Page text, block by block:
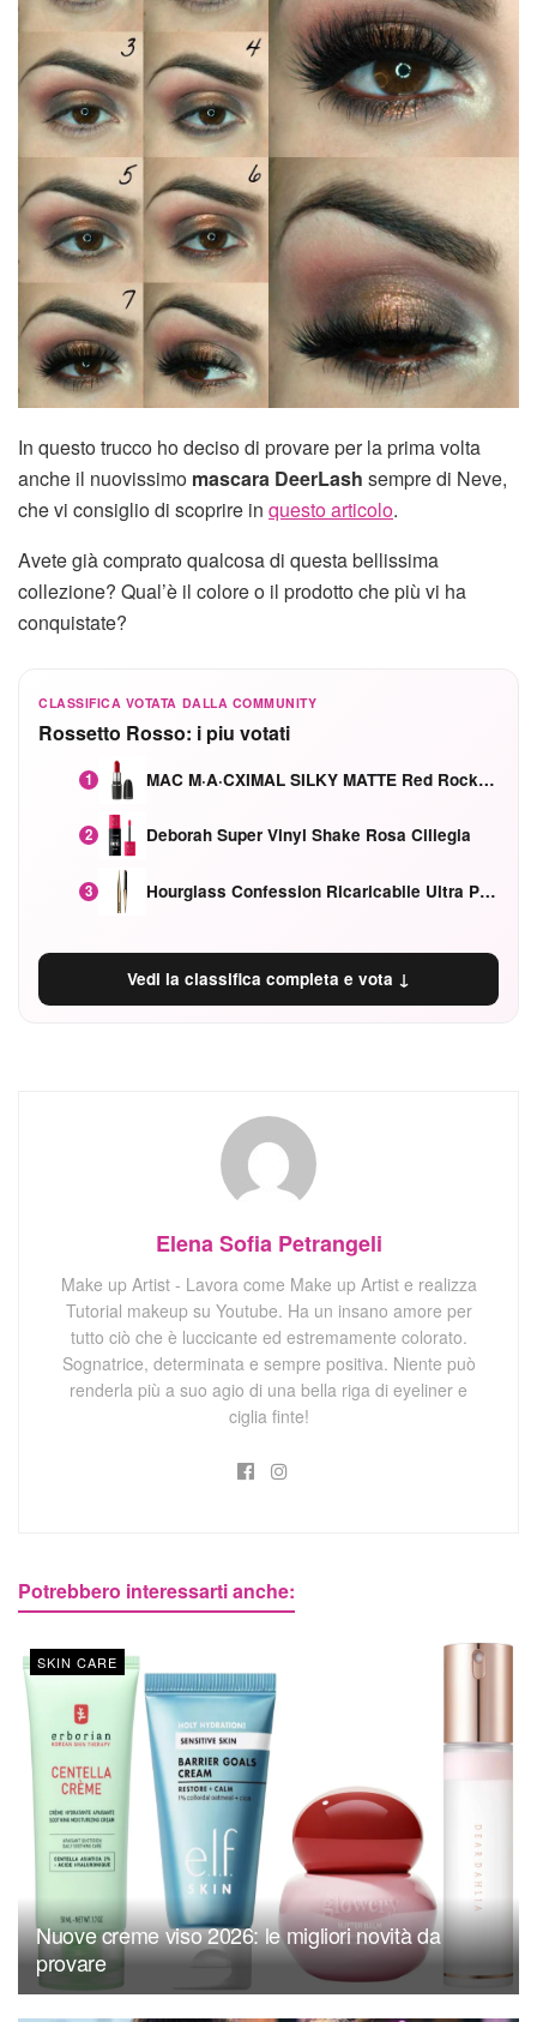
In questo trucco ho deciso di provare per la prima volta
anche il nuovissimo mascara DeerLash sempre di Neve,
che vi consiglio di scoprire in questo articolo.
Avete già comprato qualcosa di questa bellissima
collezione? Qual’è il colore o il prodotto che più vi ha
conquistate?
CLASSIFICA VOTATA DALLA COMMUNITY
Rossetto Rosso: i piu votati
1 MAC M·A·CXIMAL SILKY MATTE Red Rock mat
2 Deborah Super Vinyl Shake Rosa Ciliegia
3 Hourglass Confession Ricaricabile Ultra Preciso Ad Alta Intensità Secretly Classic Red
Vedi la classifica completa e vota ↓
Elena Sofia Petrangeli
Make up Artist - Lavora come Make up Artist e realizza
Tutorial makeup su Youtube. Ha un insano amore per
tutto ciò che è luccicante ed estremamente colorato.
Sognatrice, determinata e sempre positiva. Niente può
renderla più a suo agio di una bella riga di eyeliner e
ciglia finte!
Potrebbero interessarti anche:
SKIN CARE
Nuove creme viso 2026: le migliori novità da
provare